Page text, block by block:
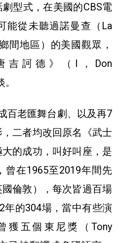
型式，在美國的CBS電
能從未聽過諾曼查（La
間地區）的美國觀眾，
吉訶德》（I，Don
百老匯舞台劇、以及再7
二者均改回原名《武士
的成功，叫好叫座，是
曾在1965至2019年間先
倫敦），每次皆過百場
年的304場，當中有些演
獲五個東尼獎（Tony